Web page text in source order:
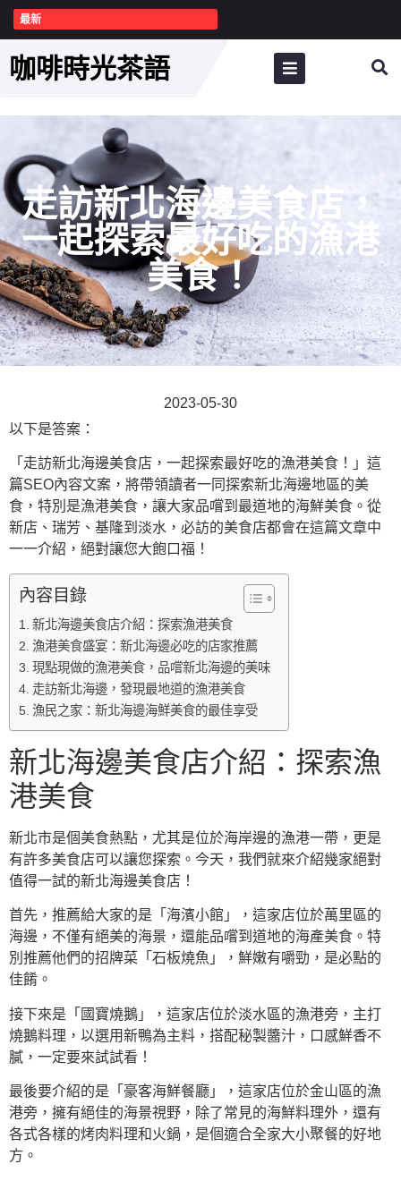
最新
咖啡時光茶語
走訪新北海邊美食店，
一起探索最好吃的漁港
美食！
2023-05-30
以下是答案：
「走訪新北海邊美食店，一起探索最好吃的漁港美食！」這
篇SEO內容文案，將帶領讀者一同探索新北海邊地區的美
食，特別是漁港美食，讓大家品嚐到最道地的海鮮美食。從
新店、瑞芳、基隆到淡水，必訪的美食店都會在這篇文章中
一一介紹，絕對讓您大飽口福！
內容目錄
新北海邊美食店介紹：探索漁港美食
漁港美食盛宴：新北海邊必吃的店家推薦
現點現做的漁港美食，品嚐新北海邊的美味
走訪新北海邊，發現最地道的漁港美食
漁民之家：新北海邊海鮮美食的最佳享受
新北海邊美食店介紹：探索漁
港美食
新北市是個美食熱點，尤其是位於海岸邊的漁港一帶，更是
有許多美食店可以讓您探索。今天，我們就來介紹幾家絕對
值得一試的新北海邊美食店！
首先，推薦給大家的是「海濱小館」，這家店位於萬里區的
海邊，不僅有絕美的海景，還能品嚐到道地的海產美食。特
別推薦他們的招牌菜「石板燒魚」，鮮嫩有嚼勁，是必點的
佳餚。
接下來是「國寶燒鵝」，這家店位於淡水區的漁港旁，主打
燒鵝料理，以選用新鴨為主料，搭配秘製醬汁，口感鮮香不
膩，一定要來試試看！
最後要介紹的是「豪客海鮮餐廳」，這家店位於金山區的漁
港旁，擁有絕佳的海景視野，除了常見的海鮮料理外，還有
各式各樣的烤肉料理和火鍋，是個適合全家大小聚餐的好地
方。